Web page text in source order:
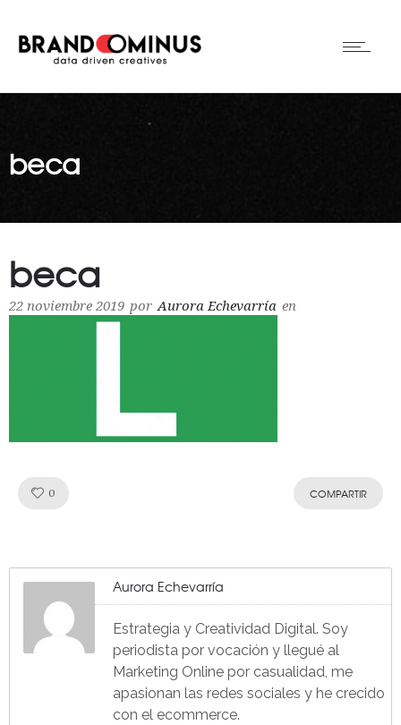
beca
beca
22 noviembre 2019 por Aurora Echevarría en
0 COMPARTIR
Aurora Echevarría
Estrategia y Creatividad Digital. Soy
periodista por vocación y llegué al
Marketing Online por casualidad, me
apasionan las redes sociales y he crecido
con el ecommerce.